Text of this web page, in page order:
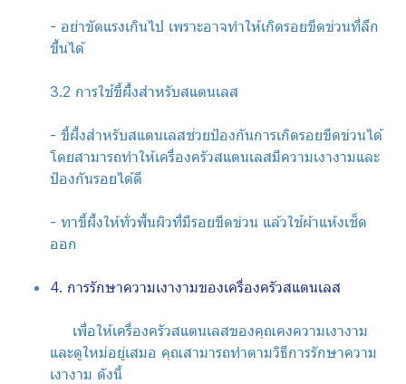
- อย่าขัดแรงเกินไป เพราะอาจทำให้เกิดรอยขีดข่วนที่ลึก
ขึ้นได้
3.2 การใช้ขี้ผึ้งสำหรับสแตนเลส
- ขี้ผึ้งสำหรับสแตนเลสช่วยป้องกันการเกิดรอยขีดข่วนได้
โดยสามารถทำให้เครื่องครัวสแตนเลสมีความเงางามและ
ป้องกันรอยได้ดี
- ทาขี้ผึ้งให้ทั่วพื้นผิวที่มีรอยขีดข่วน แล้วใช้ผ้าแห้งเช็ด
ออก
4. การรักษาความเงางามของเครื่องครัวสแตนเลส
เพื่อให้เครื่องครัวสแตนเลสของคุณคงความเงางาม
และดูใหม่อยู่เสมอ คุณสามารถทำตามวิธีการรักษาความ
เงางาม ดังนี้